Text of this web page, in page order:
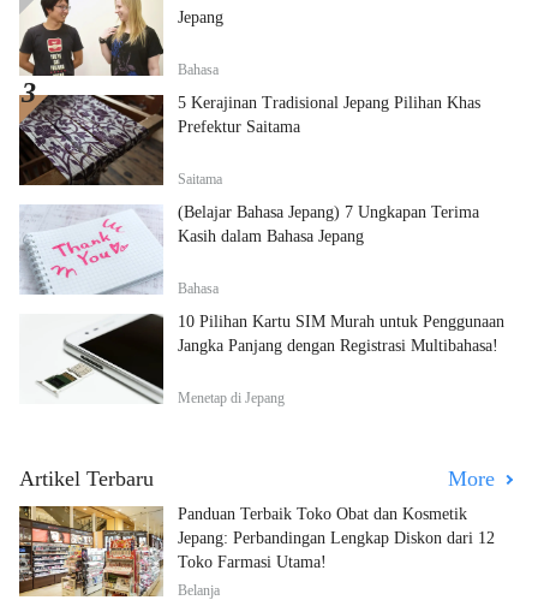
Jepang
Bahasa
5 Kerajinan Tradisional Jepang Pilihan Khas
Prefektur Saitama
Saitama
(Belajar Bahasa Jepang) 7 Ungkapan Terima
Kasih dalam Bahasa Jepang
Bahasa
10 Pilihan Kartu SIM Murah untuk Penggunaan
Jangka Panjang dengan Registrasi Multibahasa!
Menetap di Jepang
Artikel Terbaru More
Panduan Terbaik Toko Obat dan Kosmetik
Jepang: Perbandingan Lengkap Diskon dari 12
Toko Farmasi Utama!
Belanja